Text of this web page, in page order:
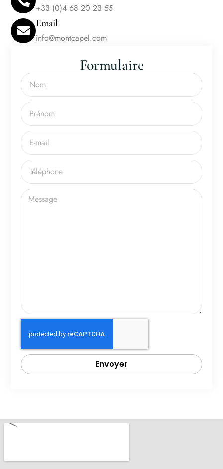
+33 (0)4 68 20 23 55
Email
info@montcapel.com
Formulaire
Envoyer